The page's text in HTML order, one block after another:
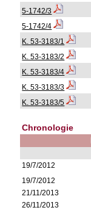
5-1742/3
5-1742/4
K. 53-3183/1
K. 53-3183/2
K. 53-3183/4
K. 53-3183/3
K. 53-3183/5
Chronologie
19/7/2012
19/7/2012
21/11/2013
26/11/2013